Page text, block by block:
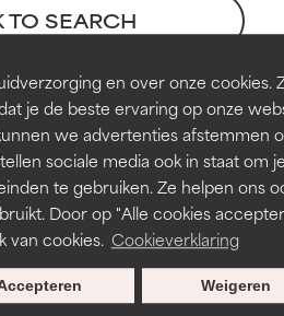
en over onze cookies.
je de beste ervaring op onze
we advertenties afstemmen
sociale media ook in staat om je
te gebruiken. Ze helpen ons
Door op "Alle cookies
van cookies. Cookieverklaring
Weigeren
TO SEARCH
this dictionary. Regulations
stabiliteits- of andere
vergroot als het gecombineerd
stabiliteits- of andere
vergroot als het gecombineerd
voor
members